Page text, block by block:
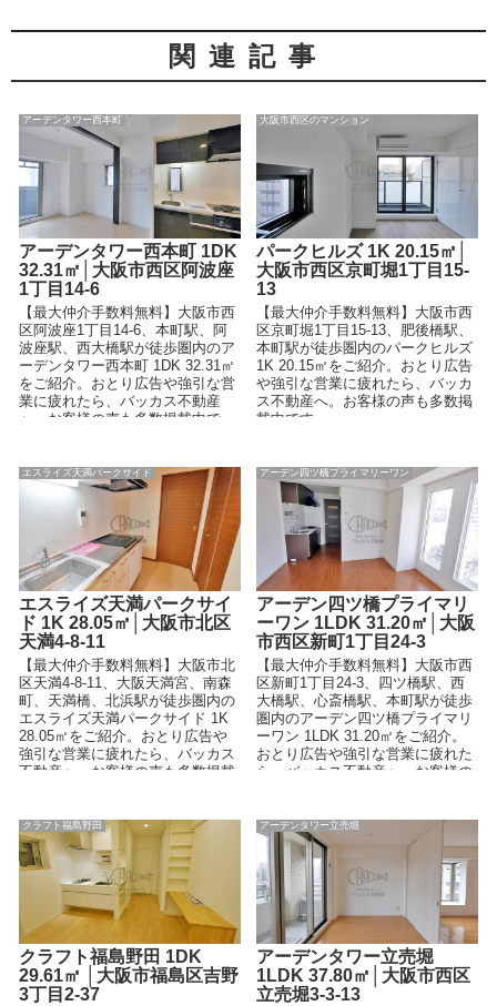
関連記事
アーデンタワー西本町
アーデンタワー西本町 1DK
32.31㎡│大阪市西区阿波座
1丁目14-6
【最大仲介手数料無料】大阪市西
区阿波座1丁目14-6、本町駅、阿
波座駅、西大橋駅が徒歩圏内のア
ーデンタワー西本町 1DK 32.31㎡
をご紹介。おとり広告や強引な営
業に疲れたら、バッカス不動産
へ。お客様の声も多数掲載中で
大阪市西区のマンション
パークヒルズ 1K 20.15㎡│
大阪市西区京町堀1丁目15-
13
【最大仲介手数料無料】大阪市西
区京町堀1丁目15-13、肥後橋駅、
本町駅が徒歩圏内のパークヒルズ
1K 20.15㎡をご紹介。おとり広告
や強引な営業に疲れたら、バッカ
ス不動産へ。お客様の声も多数掲
載中です。
エスライズ天満パークサイド
エスライズ天満パークサイ
ド 1K 28.05㎡│大阪市北区
天満4-8-11
【最大仲介手数料無料】大阪市北
区天満4-8-11、大阪天満宮、南森
町、天満橋、北浜駅が徒歩圏内の
エスライズ天満パークサイド 1K
28.05㎡をご紹介。おとり広告や
強引な営業に疲れたら、バッカス
不動産へ。お客様の声も多数掲載
アーデン四ツ橋プライマリーワン
アーデン四ツ橋プライマリ
ーワン 1LDK 31.20㎡│大阪
市西区新町1丁目24-3
【最大仲介手数料無料】大阪市西
区新町1丁目24-3、四ツ橋駅、西
大橋駅、心斎橋駅、本町駅が徒歩
圏内のアーデン四ツ橋プライマリ
ーワン 1LDK 31.20㎡をご紹介。
おとり広告や強引な営業に疲れた
ら、バッカス不動産へ。お客様の
クラフト福島野田
クラフト福島野田 1DK
29.61㎡ │大阪市福島区吉野
3丁目2-37
アーデンタワー立売堀
アーデンタワー立売堀
1LDK 37.80㎡│大阪市西区
立売堀3-3-13